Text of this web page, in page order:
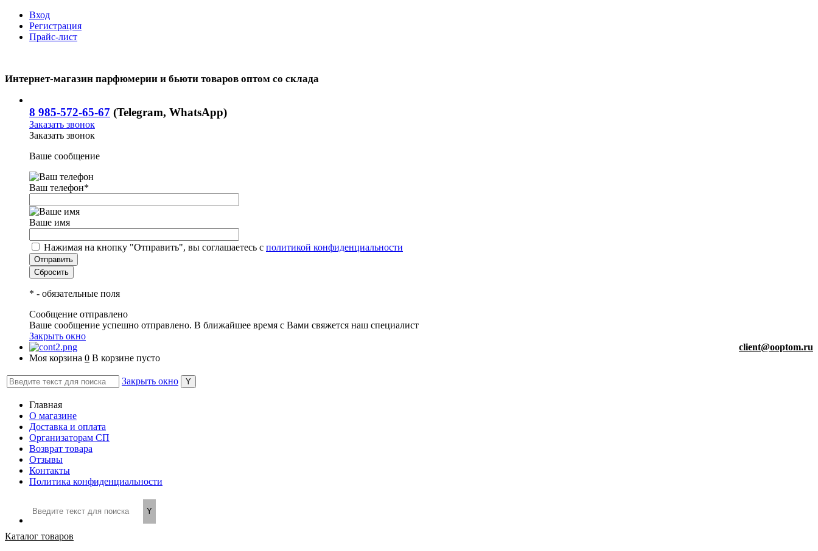
Вход
Регистрация
Прайс-лист
Интернет-магазин парфюмерии и бьюти товаров оптом со склада
8 985-572-65-67 (Telegram, WhatsApp)
Заказать звонок
Заказать звонок
Ваше сообщение
Ваш телефон*
Ваше имя
Нажимая на кнопку "Отправить", вы соглашаетесь с политикой конфиденциальности
* - обязательные поля
Сообщение отправлено
Ваше сообщение успешно отправлено. В ближайшее время с Вами свяжется наш специалист
Закрыть окно
client@ooptom.ru
Моя корзина 0 В корзине пусто
Закрыть окно
Главная
О магазине
Доставка и оплата
Организаторам СП
Возврат товара
Отзывы
Контакты
Политика конфиденциальности
Каталог товаров